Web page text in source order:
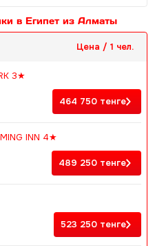
в Египет из Алматы
Цена / 1 чел.
3★
464 750 тенге
INN 4★
489 250 тенге
523 250 тенге